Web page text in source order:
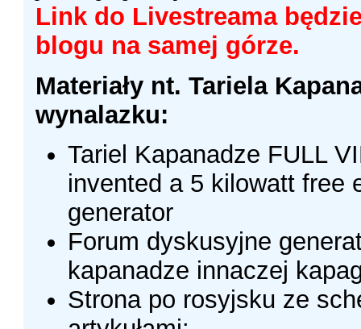
Link do Livestreama
blogu na samej górze.
Materiały nt. Tariela
wynalazku:
Tariel Kapanadze FULL
invented a 5 kilowatt free
generator
Forum dyskusyjne
kapanadze innaczej
Strona po rosyjsku ze